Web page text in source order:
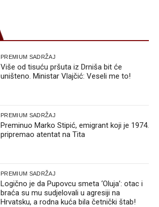
PREMIUM SADRŽAJ
Više od tisuću pršuta iz Drniša bit će
uništeno. Ministar Vlajčić: Veseli me to!
PREMIUM SADRŽAJ
Preminuo Marko Stipić, emigrant koji je 1974.
pripremao atentat na Tita
PREMIUM SADRŽAJ
Logično je da Pupovcu smeta ‘Oluja’: otac i
braća su mu sudjelovali u agresiji na
Hrvatsku, a rodna kuća bila četnički štab!